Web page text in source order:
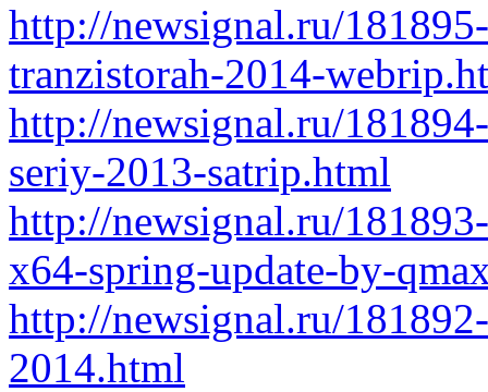
http://newsignal.ru/
tranzistorah-2014-
http://newsignal.ru/
seriy-2013-satrip.html
http://newsignal.ru/
x64-spring-update-by-
http://newsignal.ru/
2014.html